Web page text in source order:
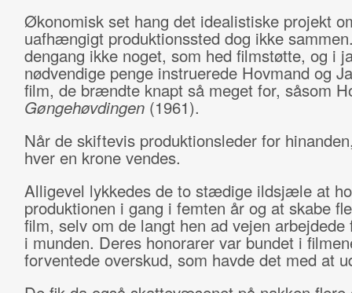
Økonomisk set hang det idealistiske projekt
uafhængigt produktionssted dog ikke
dengang ikke noget, som hed filmstøtte, og i
nødvendige penge instruerede Hovmand og
film, de brændte knapt så meget for, såsom
Gøngehøvdingen(1961).
Når de skiftevis produktionsleder for
hver en krone vendes.
Alligevel lykkedes de to stædige ildsjæle at
produktionen i gang i femten år og at skabe
film, selv om de langt hen ad vejen arbejdede
i munden. Deres honorarer var bundet i
forventede overskud, som havde det med at